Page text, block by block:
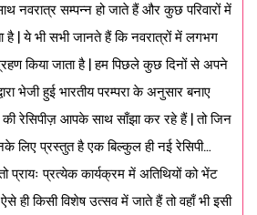
नवरात्र सम्पन्न हो जाते हैं और कुछ परिवारों में
है | ये भी सभी जानते हैं कि नवरात्रों में लगभग
किया जाता है | हम पिछले कुछ दिनों से अपने
भेजी हुई भारतीय परम्परा के अनुसार बनाए
की रेसिपीज़ आपके साथ साँझा कर रहे हैं | तो जिन
लिए प्रस्तुत है एक बिल्कुल ही नई रेसिपी…
प्रायः प्रत्येक कार्यक्रम में अतिथियों को भेंट
ही किसी विशेष उत्सव में जाते हैं तो वहाँ भी इसी